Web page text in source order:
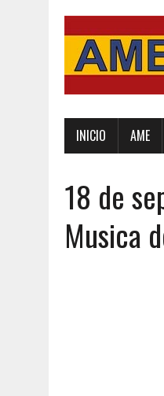
INICIO AME
18 de
Musica